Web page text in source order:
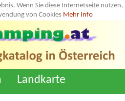
Wenn Sie diese Internetseite nutzen,
von Cookies Mehr Info
Landkarte